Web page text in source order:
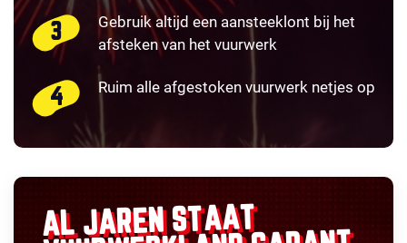
Gebruik altijd een aansteeklont bij het
afsteken van het vuurwerk
Ruim alle afgestoken vuurwerk netjes op
AL JAREN STAAT